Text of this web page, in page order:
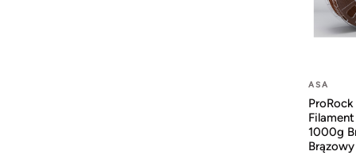
ASA
1000g
Brązowy